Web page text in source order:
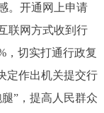
。开通网上申请
联网方式收到行
，切实打通行政复
定作出机关提交行
”，提高人民群众